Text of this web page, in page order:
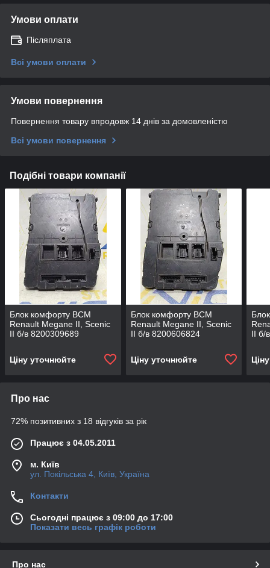
Умови оплати
Післяплата
Всі умови оплати
Умови повернення
Повернення товару впродовж 14 днів за домовленістю
Всі умови повернення
Подібні товари компанії
Блок комфорту BCM
Renault Megane II, Scenic
II б/в 8200309689
Ціну уточнюйте
Блок комфорту BCM
Renault Megane II, Scenic
II б/в 8200606824
Ціну уточнюйте
II б/
Про нас
72% позитивних з 18 відгуків за рік
Працює з 04.05.2011
м. Київ
ул. Покільська 4, Київ, Україна
Контакти
Сьогодні працює з 09:00 до 17:00
Показати весь графік роботи
Про нас